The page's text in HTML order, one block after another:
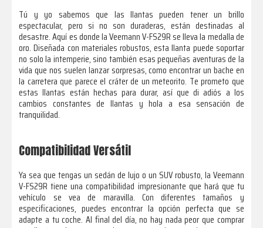
Tú y yo sabemos que las llantas pueden tener un brillo
espectacular, pero si no son duraderas, están destinadas al
desastre. Aquí es donde la Veemann V-FS29R se lleva la medalla de
oro. Diseñada con materiales robustos, esta llanta puede soportar
no solo la intemperie, sino también esas pequeñas aventuras de la
vida que nos suelen lanzar sorpresas, como encontrar un bache en
la carretera que parece el cráter de un meteorito. Te prometo que
estas llantas están hechas para durar, así que di adiós a los
cambios constantes de llantas y hola a esa sensación de
tranquilidad.
Compatibilidad Versátil
Ya sea que tengas un sedán de lujo o un SUV robusto, la Veemann
V-FS29R tiene una compatibilidad impresionante que hará que tu
vehículo se vea de maravilla. Con diferentes tamaños y
especificaciones, puedes encontrar la opción perfecta que se
adapte a tu coche. Al final del día, no hay nada peor que comprar